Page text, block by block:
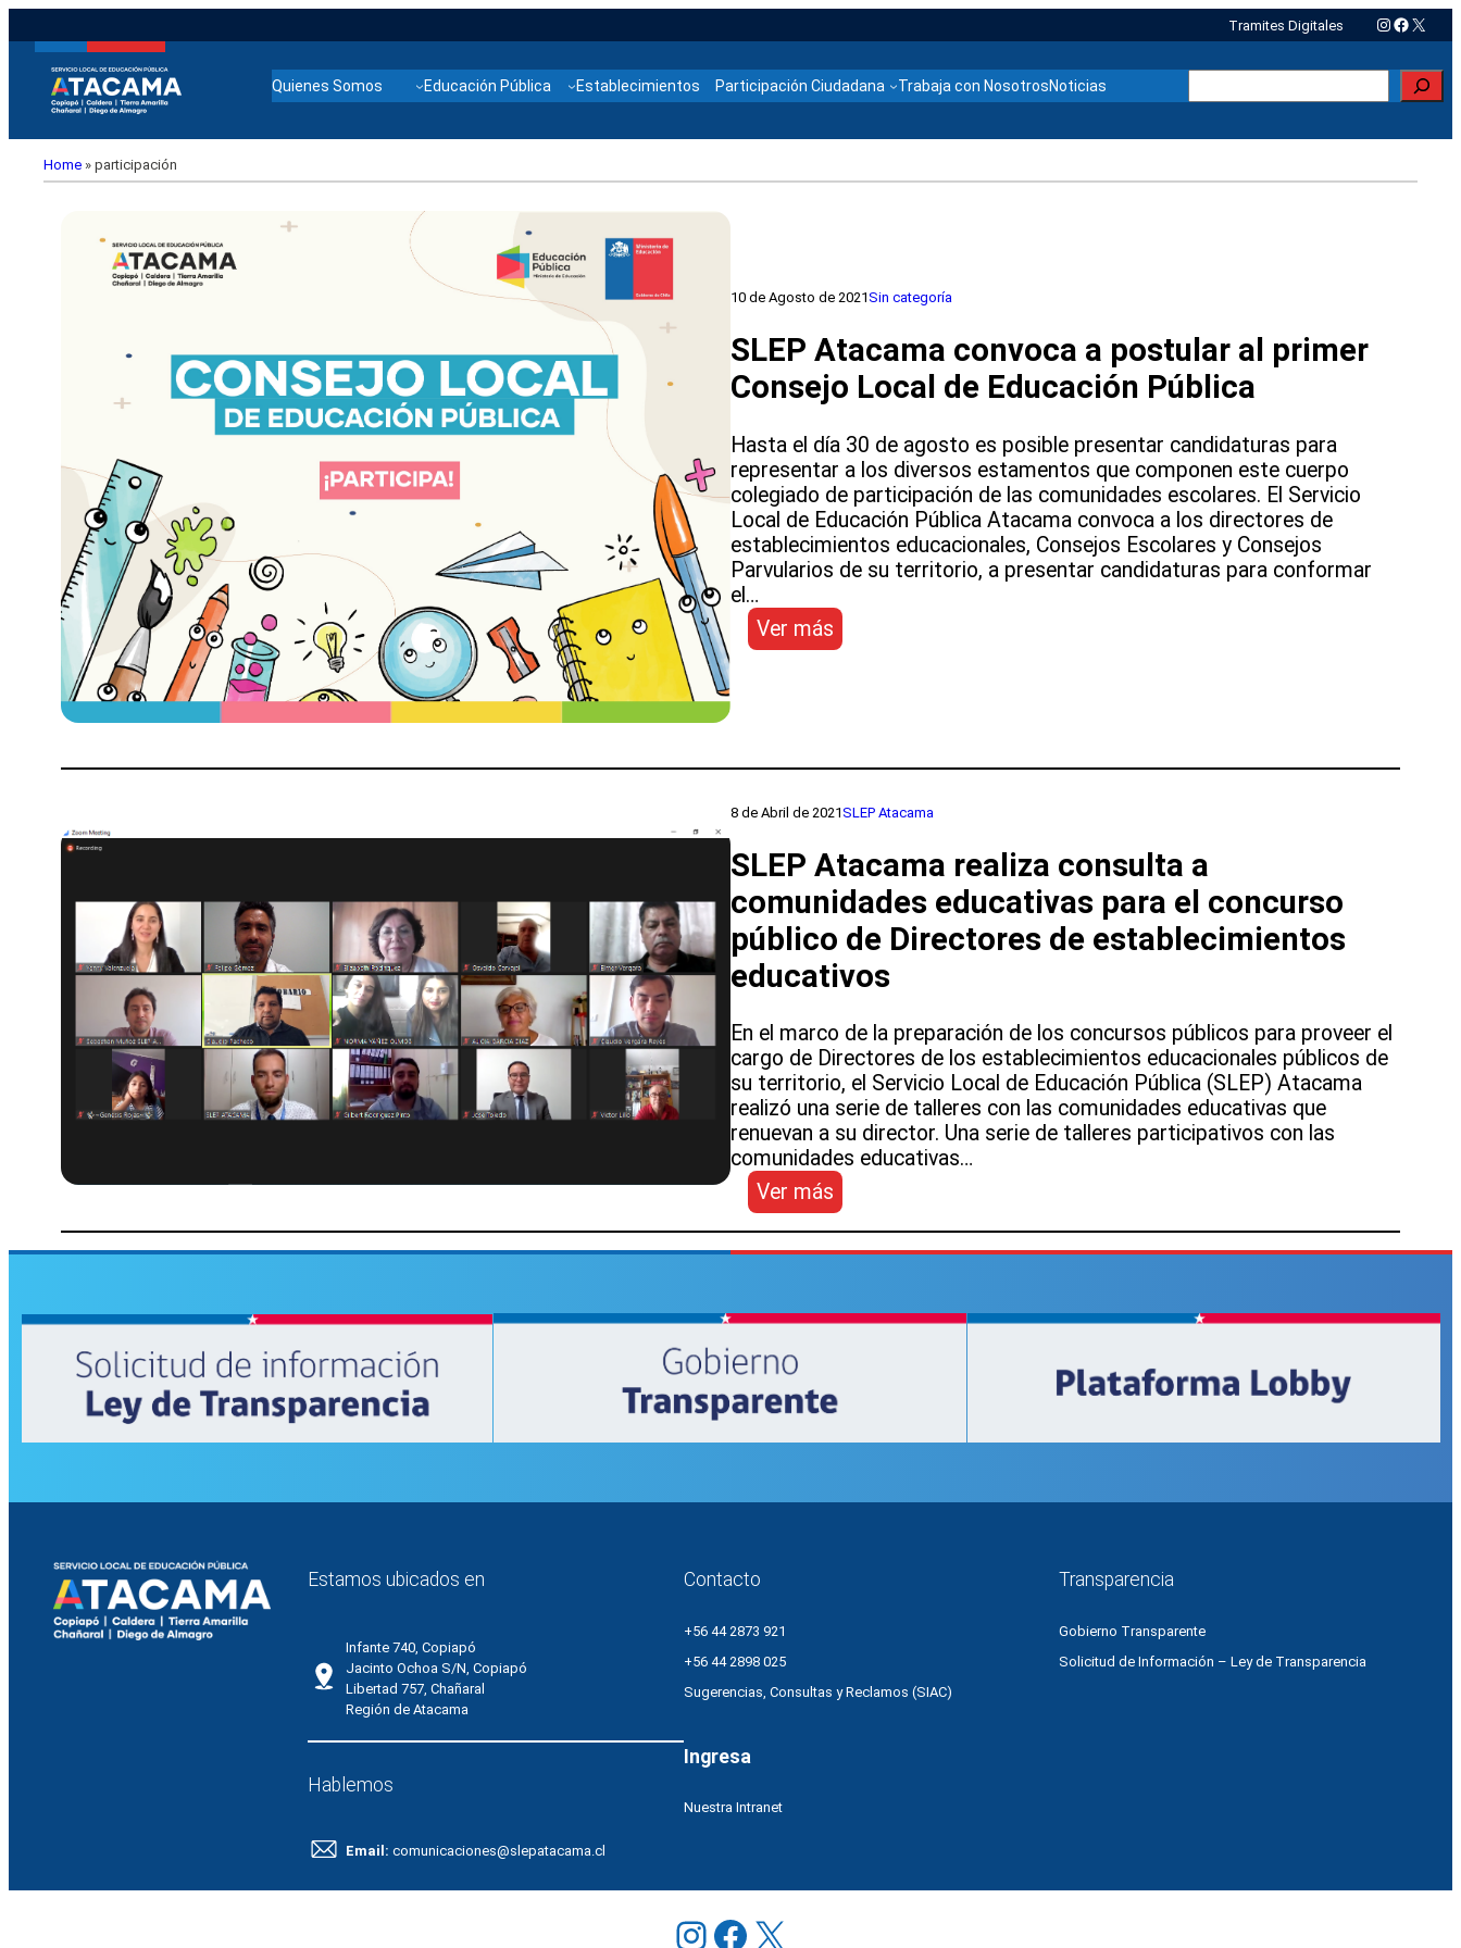
Tramites Digitales Instagram
X
Quienes Somos Educación Pública Establecimientos Participación Ciudadana Trabaja con NosotrosNoticias
Home » participación
10 de Agosto de 2021Sin categoría
SLEP Atacama convoca a postular al primer
Consejo Local de Educación Pública
Hasta el día 30 de agosto es posible presentar candidaturas para
representar a los diversos estamentos que componen este cuerpo
colegiado de participación de las comunidades escolares. El Servicio
Local de Educación Pública Atacama convoca a los directores de
establecimientos educacionales, Consejos Escolares y Consejos
Parvularios de su territorio, a presentar candidaturas para conformar
el…
Ver más
SLEP
al
primer
Local
de
Educación
Pública
8 de Abril de 2021SLEP Atacama
SLEP Atacama realiza consulta a
comunidades educativas para el concurso
público de Directores de establecimientos
educativos
En el marco de la preparación de los concursos públicos para proveer el
cargo de Directores de los establecimientos educacionales públicos de
su territorio, el Servicio Local de Educación Pública (SLEP) Atacama
realizó una serie de talleres con las comunidades educativas que
renuevan a su director. Una serie de talleres participativos con las
comunidades educativas…
Ver más
SLEP
Atacama
a
para
el
concurso
Estamos ubicados en
Infante 740, Copiapó
Jacinto Ochoa S/N, Copiapó
Libertad 757, Chañaral
Región de Atacama
Hablemos
Email: comunicaciones@slepatacama.cl
Contacto
+56 44 2873 921
+56 44 2898 025
Sugerencias, Consultas y Reclamos (SIAC)
Ingresa
Nuestra Intranet
Transparencia
Gobierno Transparente
Solicitud de Información – Ley de Transparencia
Instagram
Facebook
X